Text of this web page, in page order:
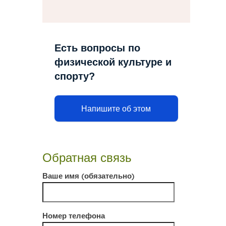
Есть вопросы по
физической культуре и
спорту?
Напишите об этом
Обратная связь
Ваше имя (обязательно)
Номер телефона